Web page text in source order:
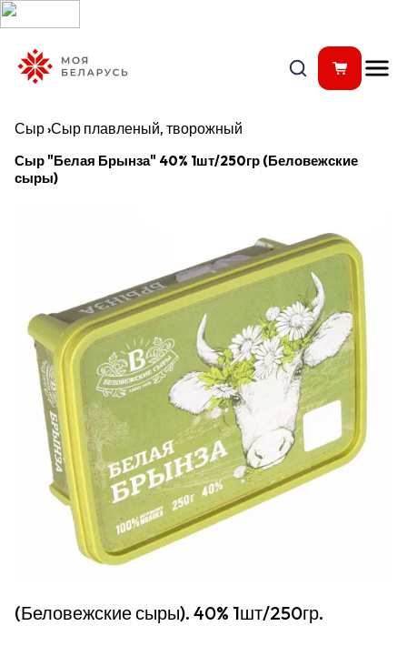
Сыр›Сыр плавленый, творожный
Сыр "Белая Брынза" 40% 1шт/250гр (Беловежские
сыры)
(Беловежские сыры). 40% 1шт/250гр.